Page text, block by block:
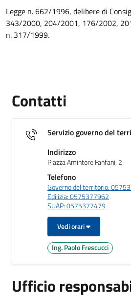
Legge n. 662/1996, delibere di
343/2000, 204/2001, 176/2002,
n. 317/1999.
Contatti
Servizio governo del
Indirizzo
Piazza Amintore Fanfani, 2
Telefono
Governo del territorio:
Edilizia: 0575377962
SUAP: 0575377479
Vedi orari
Ing. Paolo Frescucci
Ufficio